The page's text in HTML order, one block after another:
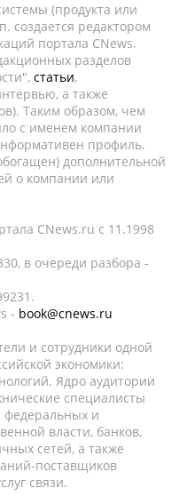
(продукта или
создается редактором
портала CNews.
разделов
статьи,
а также
Таким образом, чем
с именем компании
профиль.
дополнительной
о компании или
CNews.ru c 11.1998
в очереди разбора -
- book@cnews.ru
и сотрудники одной
экономики:
Ядро аудитории
специалисты
федеральных и
власти, банков,
сетей, а также
поставщиков
связи.